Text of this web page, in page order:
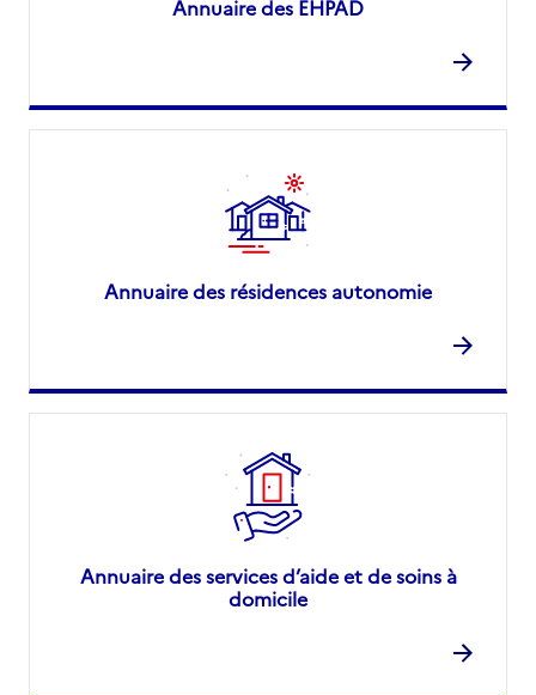
Annuaire des EHPAD
Annuaire des résidences autonomie
Annuaire des services d’aide et de soins à
domicile